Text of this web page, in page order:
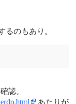
るのもあり。
認。
あたりが